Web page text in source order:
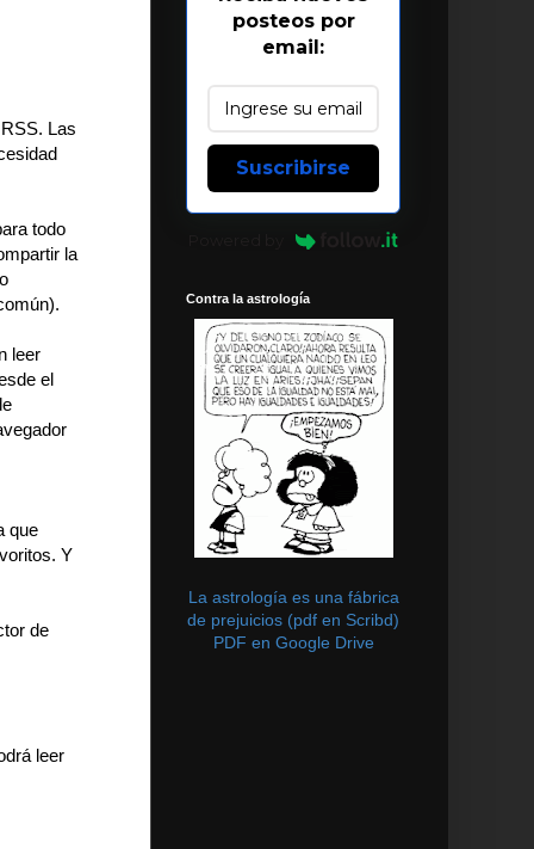
Las
todo
la
leer
el
que
Y
de
leer
posteos por
email:
Suscribirse
Contra la astrología
La astrología es una fábrica
de prejuicios (pdf en Scribd)
PDF en Google Drive